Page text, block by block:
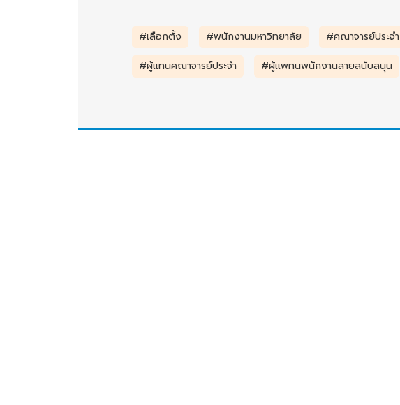
#เลือกตั้ง #พนักงานมหาวิทยาลัย #คณาจารย์ประจำ
#ผู้เเทนคณาจารย์ประจำ
#ผู้เเพทนพนักงานสายสนับสนุน